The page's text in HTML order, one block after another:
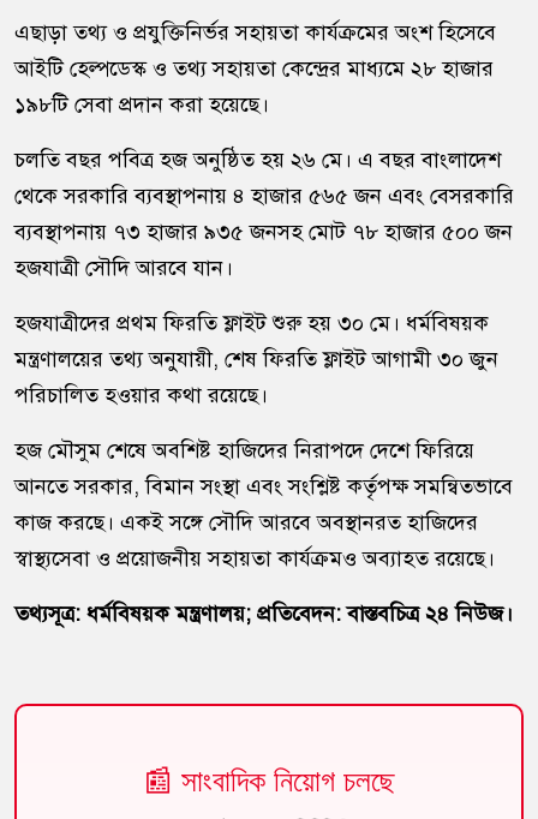
এছাড়া তথ্য ও প্রযুক্তিনির্ভর সহায়তা কার্যক্রমের অংশ হিসেবে
আইটি হেল্পডেস্ক ও তথ্য সহায়তা কেন্দ্রের মাধ্যমে ২৮ হাজার
১৯৮টি সেবা প্রদান করা হয়েছে।
চলতি বছর পবিত্র হজ অনুষ্ঠিত হয় ২৬ মে। এ বছর বাংলাদেশ
থেকে সরকারি ব্যবস্থাপনায় ৪ হাজার ৫৬৫ জন এবং বেসরকারি
ব্যবস্থাপনায় ৭৩ হাজার ৯৩৫ জনসহ মোট ৭৮ হাজার ৫০০ জন
হজযাত্রী সৌদি আরবে যান।
হজযাত্রীদের প্রথম ফিরতি ফ্লাইট শুরু হয় ৩০ মে। ধর্মবিষয়ক
মন্ত্রণালয়ের তথ্য অনুযায়ী, শেষ ফিরতি ফ্লাইট আগামী ৩০ জুন
পরিচালিত হওয়ার কথা রয়েছে।
হজ মৌসুম শেষে অবশিষ্ট হাজিদের নিরাপদে দেশে ফিরিয়ে
আনতে সরকার, বিমান সংস্থা এবং সংশ্লিষ্ট কর্তৃপক্ষ সমন্বিতভাবে
কাজ করছে। একই সঙ্গে সৌদি আরবে অবস্থানরত হাজিদের
স্বাস্থ্যসেবা ও প্রয়োজনীয় সহায়তা কার্যক্রমও অব্যাহত রয়েছে।
তথ্যসূত্র: ধর্মবিষয়ক মন্ত্রণালয়; প্রতিবেদন: বাস্তবচিত্র ২৪ নিউজ।
📰 সাংবাদিক নিয়োগ চলছে